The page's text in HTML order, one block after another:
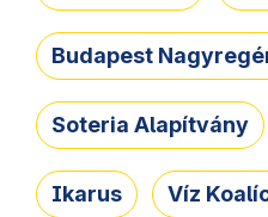
Budapest
Soteria Alapítvány
Ikarus Víz